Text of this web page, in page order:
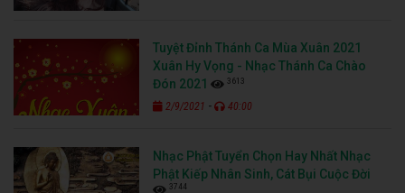
Tuyệt Đỉnh Thánh Ca Mùa Xuân 2021
Xuân Hy Vọng - Nhạc Thánh Ca Chào
Đón 2021
3613
2/9/2021 - 40:00
Nhạc Phật Tuyển Chọn Hay Nhất Nhạc
Phật Kiếp Nhân Sinh, Cát Bụi Cuộc Đời
3744